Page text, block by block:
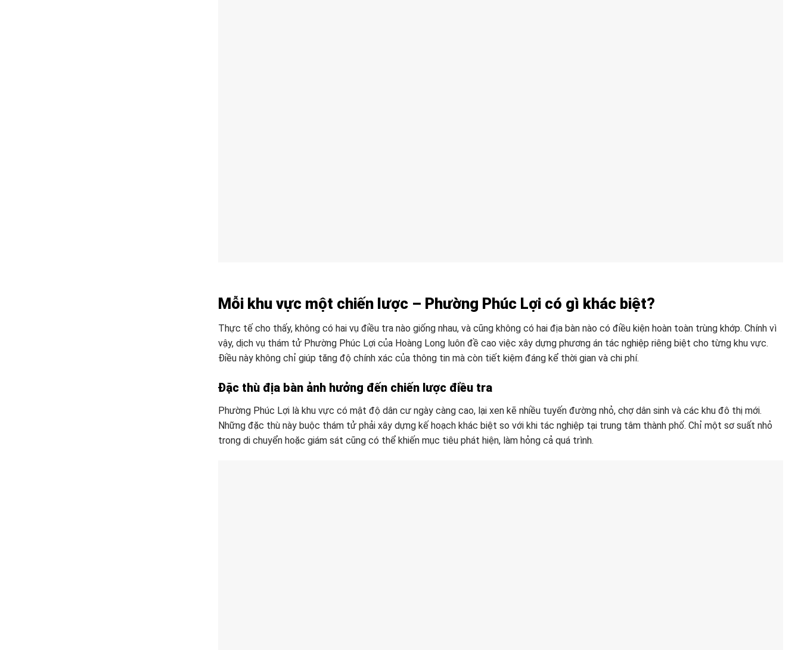
Mỗi khu vực một chiến lược – Phường Phúc Lợi có gì khác biệt?
Thực tế cho thấy, không có hai vụ điều tra nào giống nhau, và cũng không có hai địa bàn nào có điều kiện hoàn toàn trùng khớp. Chính vì
vậy, dịch vụ thám tử Phường Phúc Lợi của Hoàng Long luôn đề cao việc xây dựng phương án tác nghiệp riêng biệt cho từng khu vực.
Điều này không chỉ giúp tăng độ chính xác của thông tin mà còn tiết kiệm đáng kể thời gian và chi phí.
Đặc thù địa bàn ảnh hưởng đến chiến lược điều tra
Phường Phúc Lợi là khu vực có mật độ dân cư ngày càng cao, lại xen kẽ nhiều tuyến đường nhỏ, chợ dân sinh và các khu đô thị mới.
Những đặc thù này buộc thám tử phải xây dựng kế hoạch khác biệt so với khi tác nghiệp tại trung tâm thành phố. Chỉ một sơ suất nhỏ
trong di chuyển hoặc giám sát cũng có thể khiến mục tiêu phát hiện, làm hỏng cả quá trình.